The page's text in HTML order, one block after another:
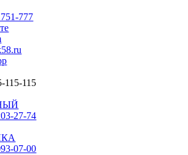
777
115-115
27-74
07-00